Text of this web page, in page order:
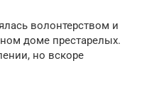
волонтерством и
доме престарелых.
но вскоре